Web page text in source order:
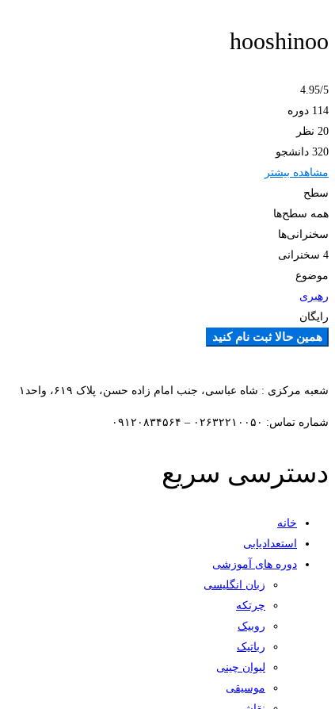
hooshinoo
4.95/5
114 دوره
20 نظر
320 دانشجو
مشاهده بیشتر
سطح
همه سطح‌ها
سخنرانی‌ها
4 سخنرانی‌
موضوع
رهبری
رایگان
همین حالا ثبت نام کنید
شعبه مرکزی : شاه عباسی، جنب امام زاده حسن، پلاک ۶۱۹، واحد۱​
شماره تماس: ۰۲۶۳۲۲۱۰۰۵۰ – ۰۹۱۲۰۸۳۴۵۶۴
دسترسی سریع
خانه
استعدادیابی
دوره های آموزشی
زبان انگلیسی
چرتکه
روبیک
رباتیک
لیوان چینی
موسیقی